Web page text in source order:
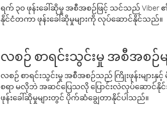
ရက် ၃၀ ဖုန်းခေါ်ဆိုမှု အစီအစဉ်ဖြင့် သင်သည်
နိုင်ငံတကာ ဖုန်းခေါ်ဆိုမှုများကို လုပ်ဆောင်နိုင်သည်။
လစဉ် စာရင်းသွင်းမှု အစီအစဉ်မ
လစဉ် စာရင်းသွင်းမှု အစီအစဉ်သည် ကြိုးဖုန်းများနှ
စရာ မလိုဘဲ အဆင်ပြေသလို ပြောင်းလဲလုပ်ဆောင်နို
ဖုန်းခေါ်ဆိုမှုများတွင် ပိုက်ဆံချွေတာနိုင်ပါသည်။